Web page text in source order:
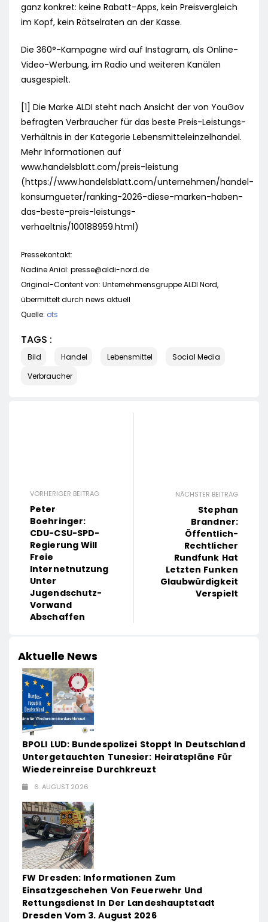
ganz konkret: keine Rabatt-Apps, kein Preisvergleich
im Kopf, kein Rätselraten an der Kasse.
Die 360°-Kampagne wird auf Instagram, als Online-
Video-Werbung, im Radio und weiteren Kanälen
ausgespielt.
[1] Die Marke ALDI steht nach Ansicht der von YouGov
befragten Verbraucher für das beste Preis-Leistungs-
Verhältnis in der Kategorie Lebensmitteleinzelhandel.
Mehr Informationen auf
www.handelsblatt.com/preis-leistung
(https://www.handelsblatt.com/unternehmen/handel-
konsumgueter/ranking-2026-diese-marken-haben-
das-beste-preis-leistungs-
verhaeltnis/100188959.html)
Pressekontakt:
Nadine Aniol: presse@aldi-nord.de
Original-Content von: Unternehmensgruppe ALDI Nord,
übermittelt durch news aktuell
Quelle: ots
TAGS :
Bild Handel Lebensmittel
Social Media
Verbraucher
VORHERIGER BEITRAG
Peter
Boehringer:
CDU-CSU-SPD-
Regierung Will
Freie
Internetnutzung
Unter
Jugendschutz-
Vorwand
Abschaffen
NÄCHSTER BEITRAG
Stephan
Brandner:
Öffentlich-
Rechtlicher
Rundfunk Hat
Letzten Funken
Glaubwürdigkeit
Verspielt
Aktuelle News
BPOLI LUD: Bundespolizei Stoppt In Deutschland
Untergetauchten Tunesier: Heiratspläne Für
Wiedereinreise Durchkreuzt
6. AUGUST 2026
FW Dresden: Informationen Zum
Einsatzgeschehen Von Feuerwehr Und
Rettungsdienst In Der Landeshauptstadt
Dresden Vom 3. August 2026